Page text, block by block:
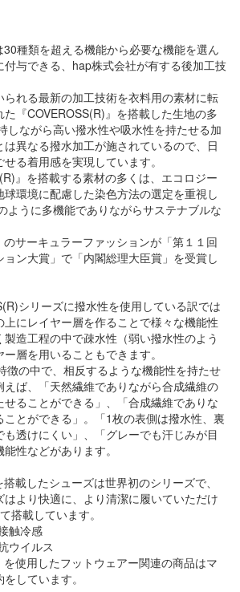
30種類を超える機能から必要な機能を選ん
付与できる、hap株式会社が有する後加工技
れる最新の加工技術を衣料用の素材に転
『COVEROSS(R)』を搭載した生地の多
しながら高い撥水性や吸水性を持たせる加
異なる撥水加工が施されているので、日
る着用感を実現しています。
』を搭載する素材の多くは、エコロジー
環境に配慮した染色方法の選定を重視し
ように多機能でありながらサステナブルな
のサーキュラーファッションが「第１１回
ン大賞」で「内閣総理大臣賞」を受賞し
シリーズに撥水性を使用している訳では
にレイヤー層を作ることで様々な機能性
造工程の中で疎水性（弱い撥水性のよう
層を用いることもできます。
徴の中で、相反するような機能性を持たせ
えば、「天然繊維でありながら合成繊維の
せることができる」、「合成繊維でありな
とができる」。「1枚の表側は撥水性、裏
透けにくい」、「グレーでも汗じみが目
性などがあります。
搭載したシューズは世界初のシリーズで、
より快適に、より清潔に履いていただけ
搭載しています。
触冷感
ウイルス
を使用したフットウェアー関連の商品はマ
しています。